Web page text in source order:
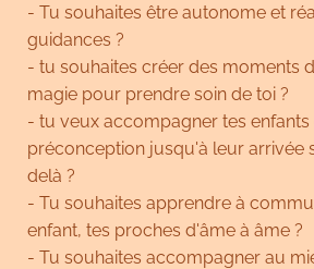
- Tu souhaites être autonome et
guidances ?
- tu souhaites créer des moments
magie pour prendre soin de toi ?
- tu veux accompagner tes enfants
préconception jusqu'à leur arrivée
delà ?
- Tu souhaites apprendre à
enfant, tes proches d'âme à âme ?
- Tu souhaites accompagner au